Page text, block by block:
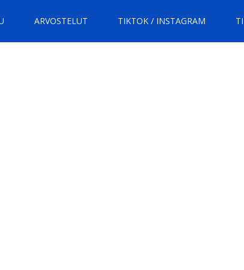
ARVOSTELUT TIKTOK / INSTAGRAM